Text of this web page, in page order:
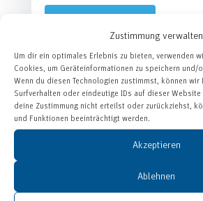
Zustimmung verwalten
Um dir ein optimales Erlebnis zu bieten, verwenden
Cookies, um Geräteinformationen zu speichern und/
Wenn du diesen Technologien zustimmst, können wir
Surfverhalten oder eindeutige IDs auf dieser Website
deine Zustimmung nicht erteilst oder zurückziehst,
und Funktionen beeinträchtigt werden.
Akzeptieren
Ablehnen